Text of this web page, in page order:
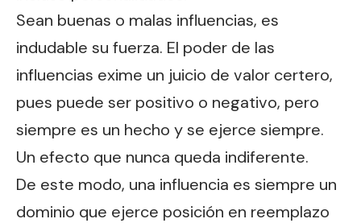
Sean buenas o malas influencias, es
indudable su fuerza. El poder de las
influencias exime un juicio de valor certero,
pues puede ser positivo o negativo, pero
siempre es un hecho y se ejerce siempre.
Un efecto que nunca queda indiferente.
De este modo, una influencia es siempre un
dominio que ejerce posición en reemplazo